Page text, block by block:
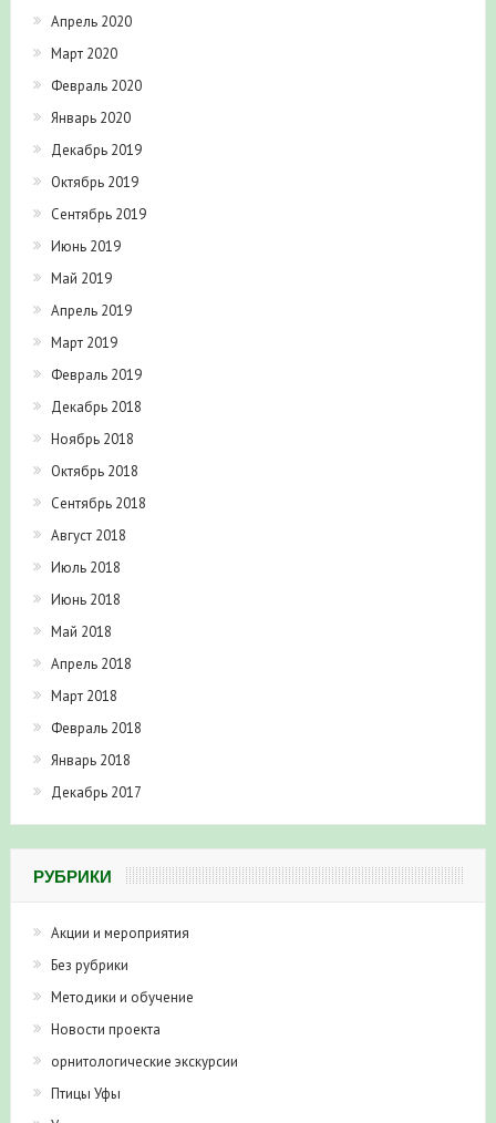
Апрель 2020
Март 2020
Февраль 2020
Январь 2020
Декабрь 2019
Октябрь 2019
Сентябрь 2019
Июнь 2019
Май 2019
Апрель 2019
Март 2019
Февраль 2019
Декабрь 2018
Ноябрь 2018
Октябрь 2018
Сентябрь 2018
Август 2018
Июль 2018
Июнь 2018
Май 2018
Апрель 2018
Март 2018
Февраль 2018
Январь 2018
Декабрь 2017
РУБРИКИ
Акции и мероприятия
Без рубрики
Методики и обучение
Новости проекта
орнитологические экскурсии
Птицы Уфы